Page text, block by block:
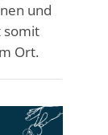
und
somit
Ort.